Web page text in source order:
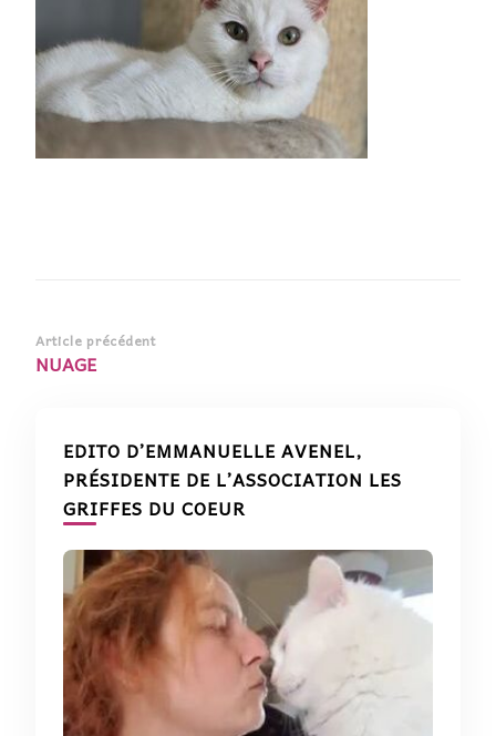
Navigation
d’article
Article précédent
NUAGE
EDITO D’EMMANUELLE AVENEL,
PRÉSIDENTE DE L’ASSOCIATION LES
GRIFFES DU COEUR